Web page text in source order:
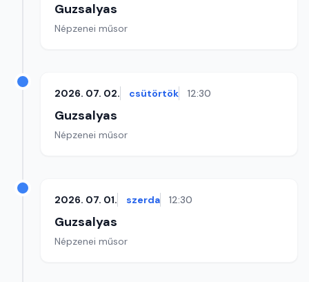
Guzsalyas
Népzenei műsor
2026. 07. 02. csütörtök 12:30
Guzsalyas
Népzenei műsor
2026. 07. 01. szerda 12:30
Guzsalyas
Népzenei műsor